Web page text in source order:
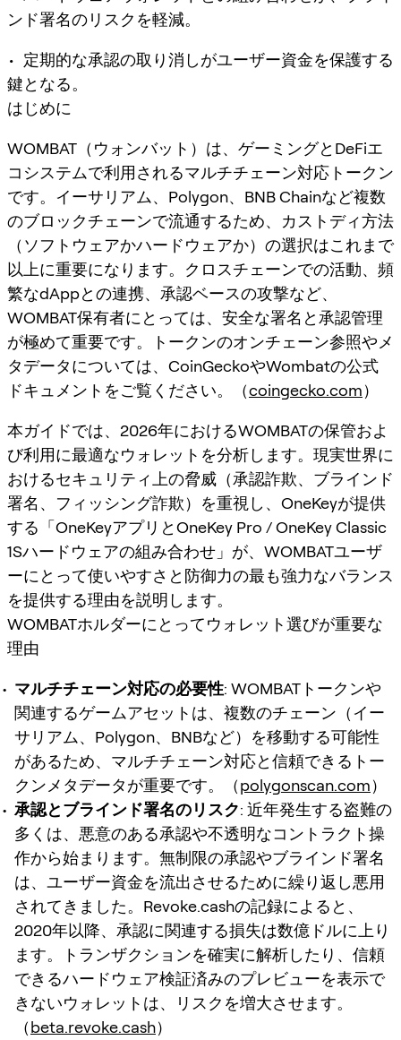
ンド署名のリスクを軽減。
• 定期的な承認の取り消しがユーザー資金を保護する
鍵となる。
はじめに
WOMBAT（ウォンバット）は、ゲーミングとDeFiエ
コシステムで利用されるマルチチェーン対応トークン
です。イーサリアム、Polygon、BNB Chainなど複数
のブロックチェーンで流通するため、カストディ方法
（ソフトウェアかハードウェアか）の選択はこれまで
以上に重要になります。クロスチェーンでの活動、頻
繁なdAppとの連携、承認ベースの攻撃など、
WOMBAT保有者にとっては、安全な署名と承認管理
が極めて重要です。トークンのオンチェーン参照やメ
タデータについては、CoinGeckoやWombatの公式
ドキュメントをご覧ください。（coingecko.com）
本ガイドでは、2026年におけるWOMBATの保管およ
び利用に最適なウォレットを分析します。現実世界に
おけるセキュリティ上の脅威（承認詐欺、ブラインド
署名、フィッシング詐欺）を重視し、OneKeyが提供
する「OneKeyアプリとOneKey Pro / OneKey Classic
1Sハードウェアの組み合わせ」が、WOMBATユーザ
ーにとって使いやすさと防御力の最も強力なバランス
を提供する理由を説明します。
WOMBATホルダーにとってウォレット選びが重要な
理由
マルチチェーン対応の必要性: WOMBATトークンや
関連するゲームアセットは、複数のチェーン（イー
サリアム、Polygon、BNBなど）を移動する可能性
があるため、マルチチェーン対応と信頼できるトー
クンメタデータが重要です。（polygonscan.com）
承認とブラインド署名のリスク: 近年発生する盗難の
多くは、悪意のある承認や不透明なコントラクト操
作から始まります。無制限の承認やブラインド署名
は、ユーザー資金を流出させるために繰り返し悪用
されてきました。Revoke.cashの記録によると、
2020年以降、承認に関連する損失は数億ドルに上り
ます。トランザクションを確実に解析したり、信頼
できるハードウェア検証済みのプレビューを表示で
きないウォレットは、リスクを増大させます。
（beta.revoke.cash）